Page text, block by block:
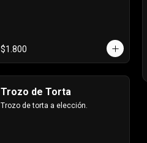
$1.800
Trozo de Torta
Trozo de torta a elección.